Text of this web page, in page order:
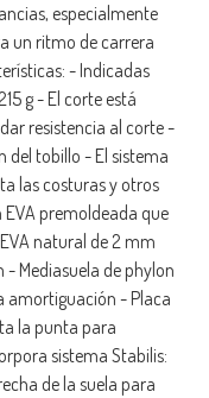
especialmente
un ritmo de carrera
- Indicadas
g - El corte está
resistencia al corte -
del tobillo - El sistema
las costuras y otros
premoldeada que
natural de 2 mm
- Mediasuela de phylon
amortiguación - Placa
la punta para
sistema Stabilis:
de la suela para